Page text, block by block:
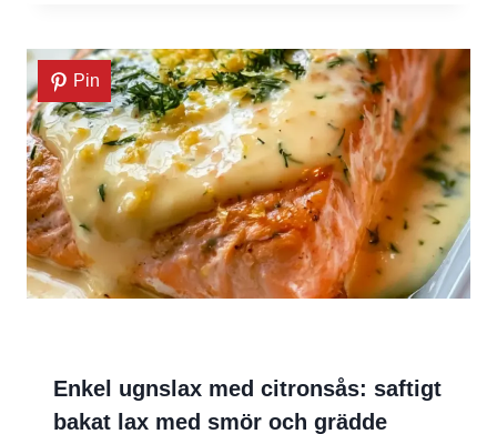
Pin
Enkel ugnslax med citronsås: saftigt
bakat lax med smör och grädde